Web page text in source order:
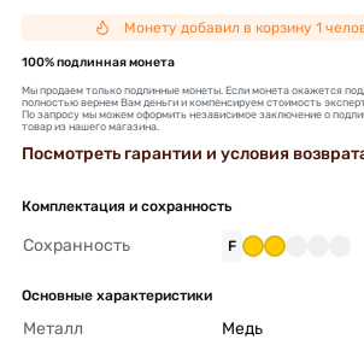
Монету добавил в корзину 1
100% подлинная монета
Мы продаем только подлинные монеты. Если монета окажется
полностью вернем Вам деньги и компенсируем стоимость
По запросу мы можем оформить независимое заключение о
товар из нашего магазина.
Посмотреть гарантии и условия
Комплектация и сохранность
Сохранность F
Основные характеристики
Металл
Медь